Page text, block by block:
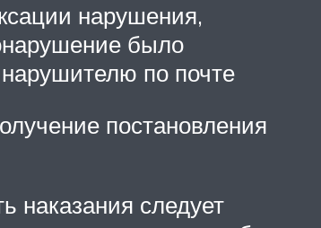
нарушения,
было
по почте
постановления
наказания следует